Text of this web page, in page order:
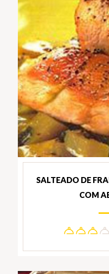
SALTEADO DE
COM